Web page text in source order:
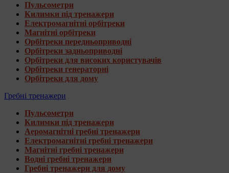
Пульсометри
Килимки під тренажери
Електромагнітні орбітреки
Магнітні орбітреки
Орбітреки передньоприводні
Орбітреки задньоприводні
Орбітреки для високих користувачів
Орбітреки генераторні
Орбітреки для дому
Гребні тренажери
Пульсометри
Килимки під тренажери
Аеромагнітні гребні тренажери
Електромагнітні гребні тренажери
Магнітні гребні тренажери
Водні гребні тренажери
Гребні тренажери для дому